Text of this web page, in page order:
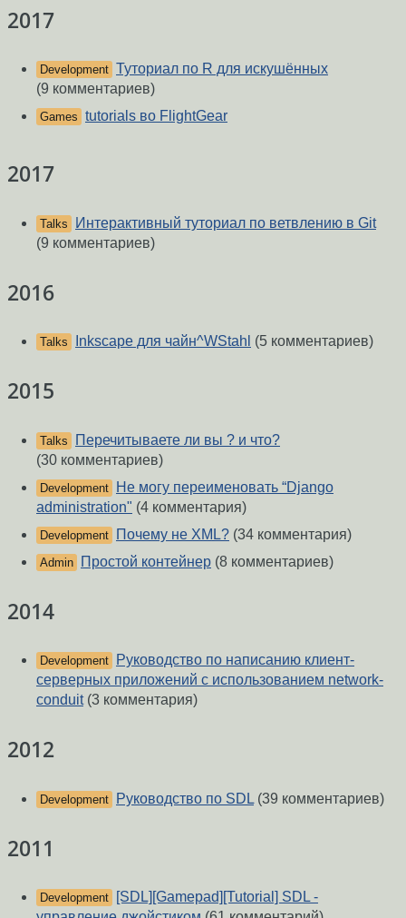
2017
Development Туториал по R для искушённых
(9 комментариев)
Games tutorials во FlightGear
2017
Talks
Интерактивный туториал по ветвлению в Git
(9 комментариев)
2016
Talks Inkscape для чайн^WStahl (5 комментариев)
2015
Talks
Перечитываете ли вы ? и что?
(30 комментариев)
Development
Не могу переименовать “Django
administration" (4 комментария)
Development Почему не XML? (34 комментария)
Admin Простой контейнер (8 комментариев)
2014
Development
Руководство по написанию клиент-
серверных приложений с использованием network-
conduit(3 комментария)
2012
Development Руководство по SDL (39 комментариев)
2011
Development
[SDL][Gamepad][Tutorial] SDL -